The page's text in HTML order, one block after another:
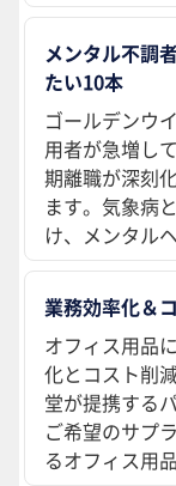
メンタル不調
たい10本
ゴールデンウ
用者が急増し
期離職が深刻
ます。気象病
け、メンタル
業務効率化＆
オフィス用品
化とコスト削
堂が提携する
ご希望のサプ
るオフィス用